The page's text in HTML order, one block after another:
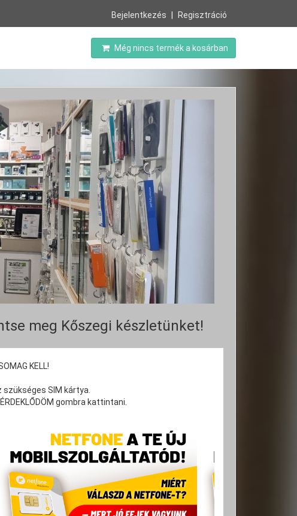
Bejelentkezés Regisztráció
Még nincs termék a kosárban
meg Kőszegi készletünket!
KELL!
SIM kártya.
gombra kattintani.